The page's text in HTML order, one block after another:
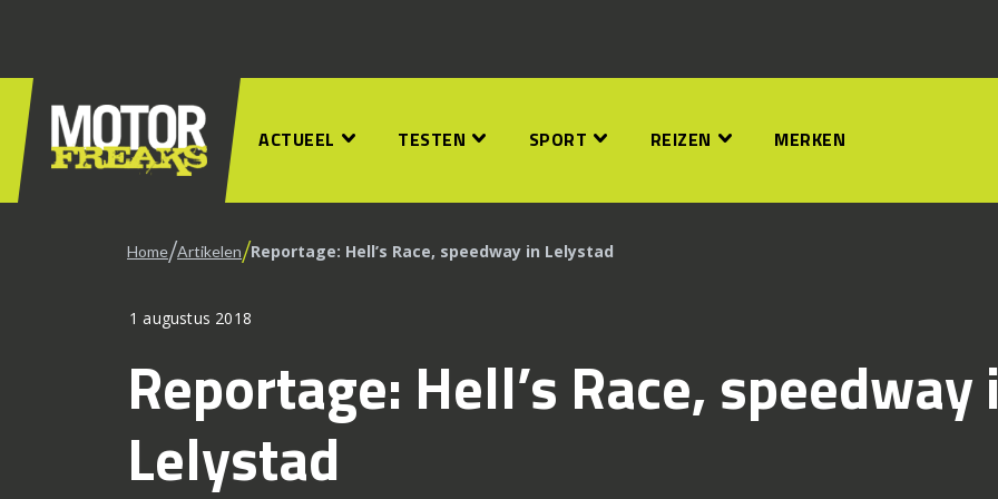
ACTUEEL TESTEN SPORT REIZEN MERKEN
Home/Artikelen/Reportage: Hell’s Race, speedway in Lelystad
1 augustus 2018
Reportage: Hell’s Race, speedway
Lelystad